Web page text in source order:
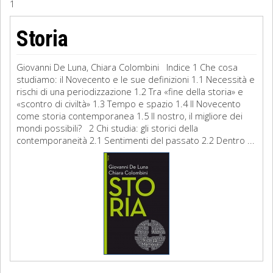
Filosofia
Storia
Matematica
Diritto
1
Storia
Giovanni De Luna, Chiara Colombini Indice 1 Che cosa
studiamo: il Novecento e le sue definizioni 1.1 Necessità e
rischi di una periodizzazione 1.2 Tra «fine della storia» e
«scontro di civiltà» 1.3 Tempo e spazio 1.4 Il Novecento
come storia contemporanea 1.5 Il nostro, il migliore dei
mondi possibili? 2 Chi studia: gli storici della
contemporaneità 2.1 Sentimenti del passato 2.2 Dentro ...